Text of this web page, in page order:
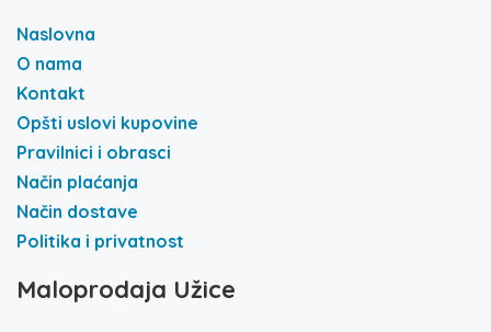
Naslovna
O nama
Kontakt
Opšti uslovi kupovine
Pravilnici i obrasci
Način plaćanja
Način dostave
Politika i privatnost
Maloprodaja Užice